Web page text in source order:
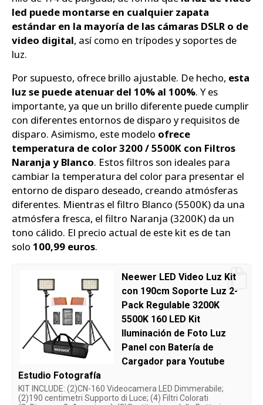
led puede montarse en cualquier zapata
estándar en la mayoría de las cámaras DSLR o de
video digital, así como en trípodes y soportes de
luz.
Por supuesto, ofrece brillo ajustable. De hecho, esta
luz se puede atenuar del 10% al 100%. Y es
importante, ya que un brillo diferente puede cumplir
con diferentes entornos de disparo y requisitos de
disparo. Asimismo, este modelo ofrece
temperatura de color 3200 / 5500K con Filtros
Naranja y Blanco. Estos filtros son ideales para
cambiar la temperatura del color para presentar el
entorno de disparo deseado, creando atmósferas
diferentes. Mientras el filtro Blanco (5500K) da una
atmósfera fresca, el filtro Naranja (3200K) da un
tono cálido. El precio actual de este kit es de tan
solo 100,99 euros.
Neewer LED Video Luz Kit
con 190cm Soporte Luz 2-
Pack Regulable 3200K
5500K 160 LED Kit
Iluminación de Foto Luz
Panel con Batería de
Cargador para Youtube
Estudio Fotografía
KIT INCLUDE: (2)CN-160 Videocamera LED Dimmerabile;
(2)190 centimetri Supporto di Luce; (4) Filtri Colorati